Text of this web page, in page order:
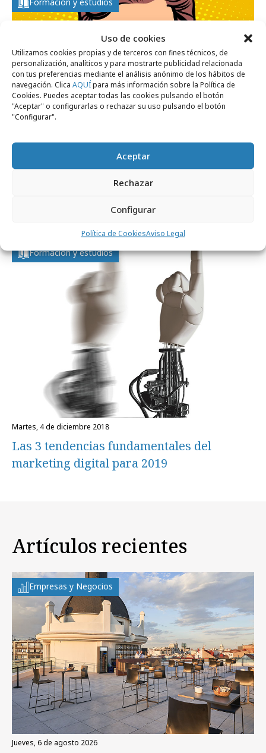
Uso de cookies
Utilizamos cookies propias y de terceros con fines técnicos, de
personalización, analíticos y para mostrarte publicidad relacionada
con tus preferencias mediante el análisis anónimo de los hábitos de
navegación. Clica AQUÍpara más información sobre la Política de
Cookies. Puedes aceptar todas las cookies pulsando el botón
"Aceptar" o configurarlas o rechazar su uso pulsando el botón
"Configurar".
Aceptar
Rechazar
Configurar
Política de CookiesAviso Legal
Formación y estudios
martes, 4 de diciembre 2018
Las 3 tendencias fundamentales del
marketing digital para 2019
Artículos recientes
Empresas y Negocios
jueves, 6 de agosto 2026